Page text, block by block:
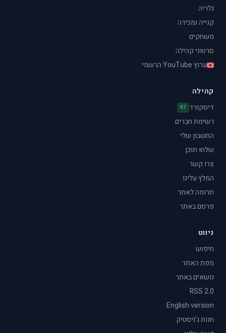
גלריה
קנייה ומכירה
משחקים
סרטוני קהילה
ערוץ YouTube הרשמי
קהילה
דיסקורד 97
רשימת חברים
החשבון שלי
שלחו תוכן
צרו קשר
המלץ עלינו
תרומה לאתר
פרסם באתר
ניווט
חיפוש
מפת האתר
נושאים באתר
RSS 2.0
English version
חנות ג'ויסטיק